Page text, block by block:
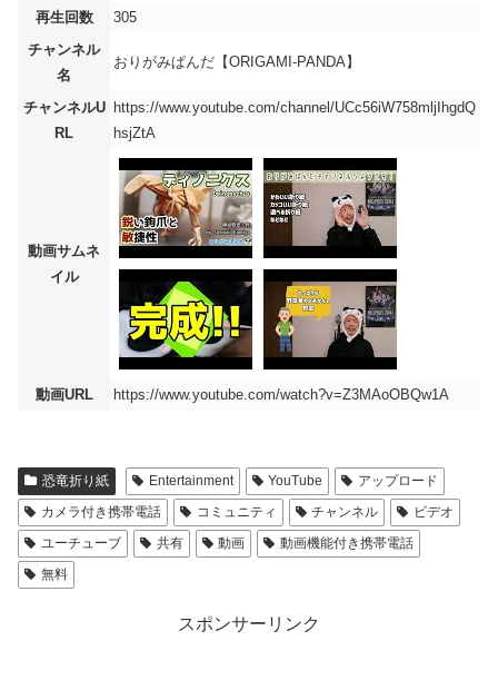
再生回数
305
チャンネル
名
おりがみぱんだ【ORIGAMI-PANDA】
チャンネルU
RL
https://www.youtube.com/channel/UCc56iW758mljIhgdQ
hsjZtA
動画サムネ
イル
動画URL https://www.youtube.com/watch?v=Z3MAoOBQw1A
恐竜折り紙 Entertainment YouTube
アップロード
カメラ付き携帯電話
コミュニティ チャンネル
ビデオ
ユーチューブ
共有 動画
動画機能付き携帯電話
無料
スポンサーリンク